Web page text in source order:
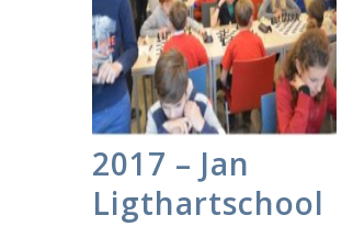
2017 – Jan
Ligthartschool